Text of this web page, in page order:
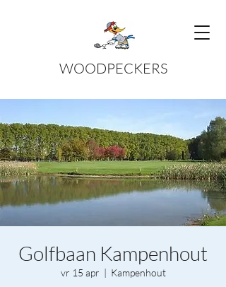
WOODPECKERS
Golfbaan Kampenhout
vr 15 apr
  |
Kampenhout